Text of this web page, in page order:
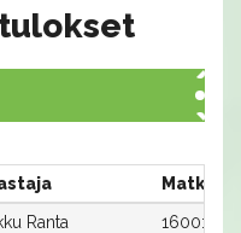
Ranta
1600:4